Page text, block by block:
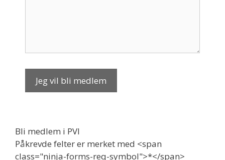
Bli medlem i PVI
Påkrevde felter er merket med <span
class="ninja-forms-req-symbol">*</span>